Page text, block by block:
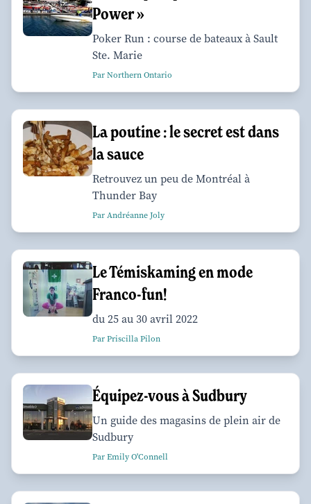
Power »
Poker Run : course de bateaux à Sault
Ste. Marie
Par Northern Ontario
La poutine : le secret est dans
la sauce
Retrouvez un peu de Montréal à
Thunder Bay
Par Andréanne Joly
Le Témiskaming en mode
Franco-fun!
du 25 au 30 avril 2022
Par Priscilla Pilon
Équipez-vous à Sudbury
Un guide des magasins de plein air de
Sudbury
Par Emily O'Connell